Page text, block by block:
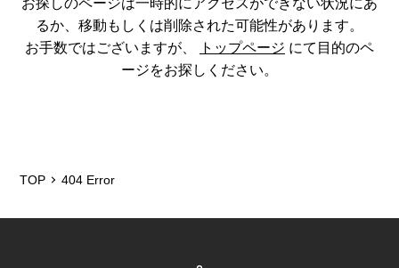
るか、移動もしくは削除された可能性があります。
お手数ではございますが、
トップページ にて目的のペ
ージをお探しください。
TOP 404 Error